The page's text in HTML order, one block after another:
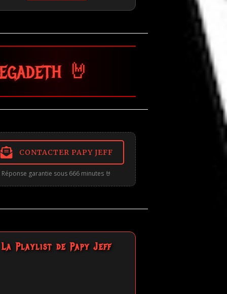
CONTACTER PAPY JEFF
Réponse garantie sous 666 minutes 🤘
La Playlist de Papy Jeff